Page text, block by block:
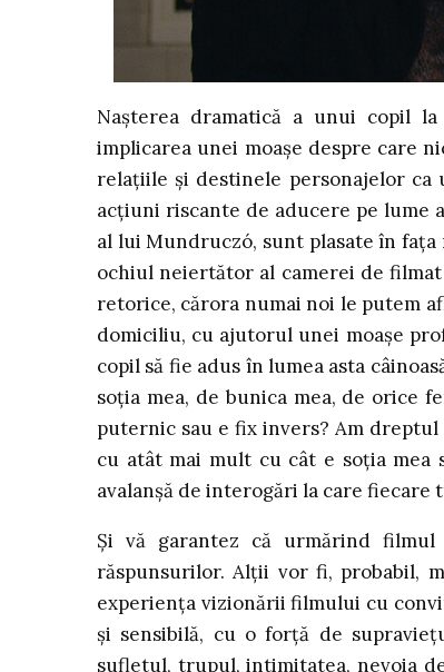
Nașterea dramatică a unui copil
implicarea unei moașe despre care
relațiile și destinele personajelor
acțiuni riscante de aducere pe lume
al lui Mundruczó, sunt plasate în
ochiul neiertător al camerei de
retorice, cărora numai noi le putem
domiciliu, cu ajutorul unei moașe
copil să fie adus în lumea asta
soția mea, de bunica mea, de orice
puternic sau e fix invers? Am
cu atât mai mult cu cât e soția mea
avalanșă de interogări la care fiecare
Și vă garantez că urmărind
răspunsurilor. Alții vor fi, probabil,
experiența vizionării filmului cu
și sensibilă, cu o forță de
sufletul, trupul, intimitatea, nevoia